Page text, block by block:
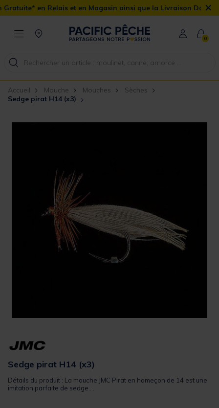
et en Magasin ainsi que la Livraison Domicile offerte dès×
0
Accueil Mouche Mouches
Sèches
Sedge pirat H14 (x3)
Sedge pirat H14 (x3)
Détails du produit : La mouche JMC Pirat en hameçon de 14 est une
imitation parfaite de sedge....